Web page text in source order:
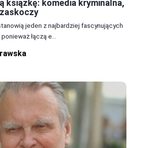
książkę: komedia kryminalna,
jeden z najbardziej fascynujących
łączą e...